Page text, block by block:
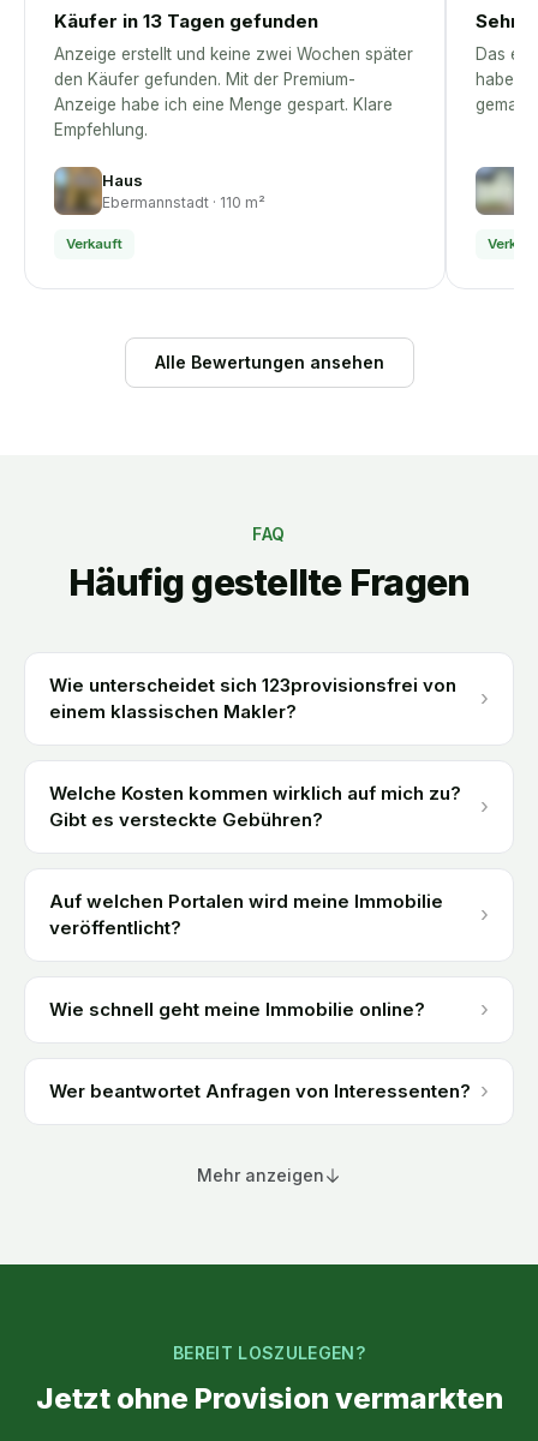
Käufer in 13 Tagen gefunden
Anzeige erstellt und keine zwei Wochen später
den Käufer gefunden. Mit der Premium-
Anzeige habe ich eine Menge gespart. Klare
Empfehlung.
Haus
Ebermannstadt · 110 m²
Verkauft
Sehr
Das
habe –
Alle Bewertungen ansehen
FAQ
Häufig gestellte Fragen
Wie unterscheidet sich 123provisionsfrei von
einem klassischen Makler?
›
Welche Kosten kommen wirklich auf mich zu?
Gibt es versteckte Gebühren?
›
Auf welchen Portalen wird meine Immobilie
veröffentlicht?
›
Wie schnell geht meine Immobilie online? ›
Wer beantwortet Anfragen von Interessenten? ›
Mehr anzeigen
BEREIT LOSZULEGEN?
Jetzt ohne Provision vermarkten